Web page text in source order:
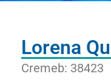
Lorena
Cremeb: 38423